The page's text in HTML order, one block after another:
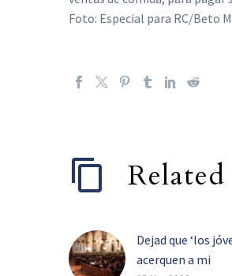
Foto: Especial para RC/Beto
Related
Dejad que ‘los
acerquen a mi